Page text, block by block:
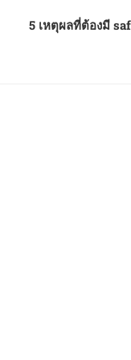
5 เหตุผลที่ต้องมี